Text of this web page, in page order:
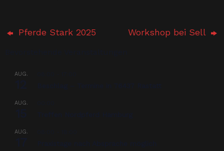
Pferde Stark 2025 Workshop bei Sell
AUG.
AUG.
AUG.